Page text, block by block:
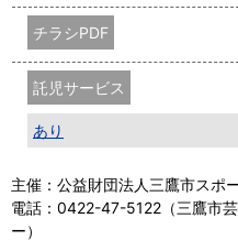
チラシPDF
託児サービス
あり
主催：公益財団法人三鷹市スポ
電話：0422-47-5122（三鷹市
ー）